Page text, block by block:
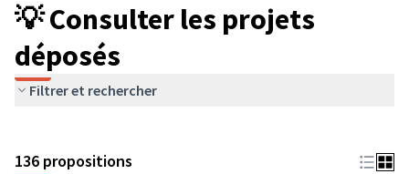
💡 Consulter les projets
déposés
Filtrer et rechercher
136 propositions